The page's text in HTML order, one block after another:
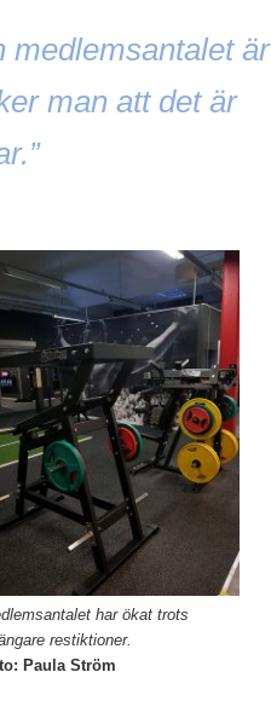
medlemsantalet är
man att det är
har ökat trots
restiktioner.
Paula Ström